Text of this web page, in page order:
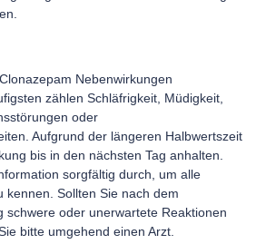
Nebenwirkungen
zählen Schläfrigkeit, Müdigkeit,
oder
Aufgrund der längeren Halbwertszeit
bis in den nächsten Tag anhalten.
sorgfältig durch, um alle
kennen. Sollten Sie nach dem
schwere oder unerwartete Reaktionen
bitte umgehend einen Arzt.